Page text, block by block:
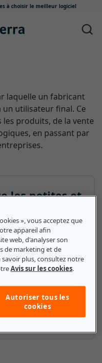
à choisir le meilleur logiciel
laquelle un fabricant
utilisateur final. Ce
produits, de la vente
en passant par
les petites et
vers le
Etsy et les marchés
de canaux de
Un canal direct permet
les interactions et
les grossistes,
intermédiaires.
», vous acceptez que
appareil afin
web, d'analyser son
de marketing et de
plus, consultez notre
Avis sur les cookies.
Autoriser tous les
cookies